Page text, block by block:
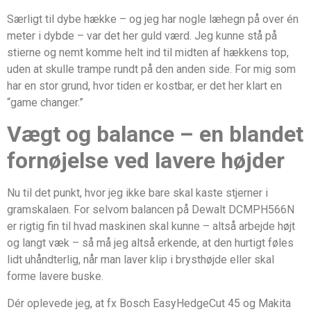
Særligt til dybe hække – og jeg har nogle læhegn på over én
meter i dybde – var det her guld værd. Jeg kunne stå på
stierne og nemt komme helt ind til midten af hækkens top,
uden at skulle trampe rundt på den anden side. For mig som
har en stor grund, hvor tiden er kostbar, er det her klart en
“game changer.”
Vægt og balance – en blandet
fornøjelse ved lavere højder
Nu til det punkt, hvor jeg ikke bare skal kaste stjerner i
gramskalaen. For selvom balancen på Dewalt DCMPH566N
er rigtig fin til hvad maskinen skal kunne – altså arbejde højt
og langt væk – så må jeg altså erkende, at den hurtigt føles
lidt uhåndterlig, når man laver klip i brysthøjde eller skal
forme lavere buske.
Dér oplevede jeg, at fx Bosch EasyHedgeCut 45 og Makita